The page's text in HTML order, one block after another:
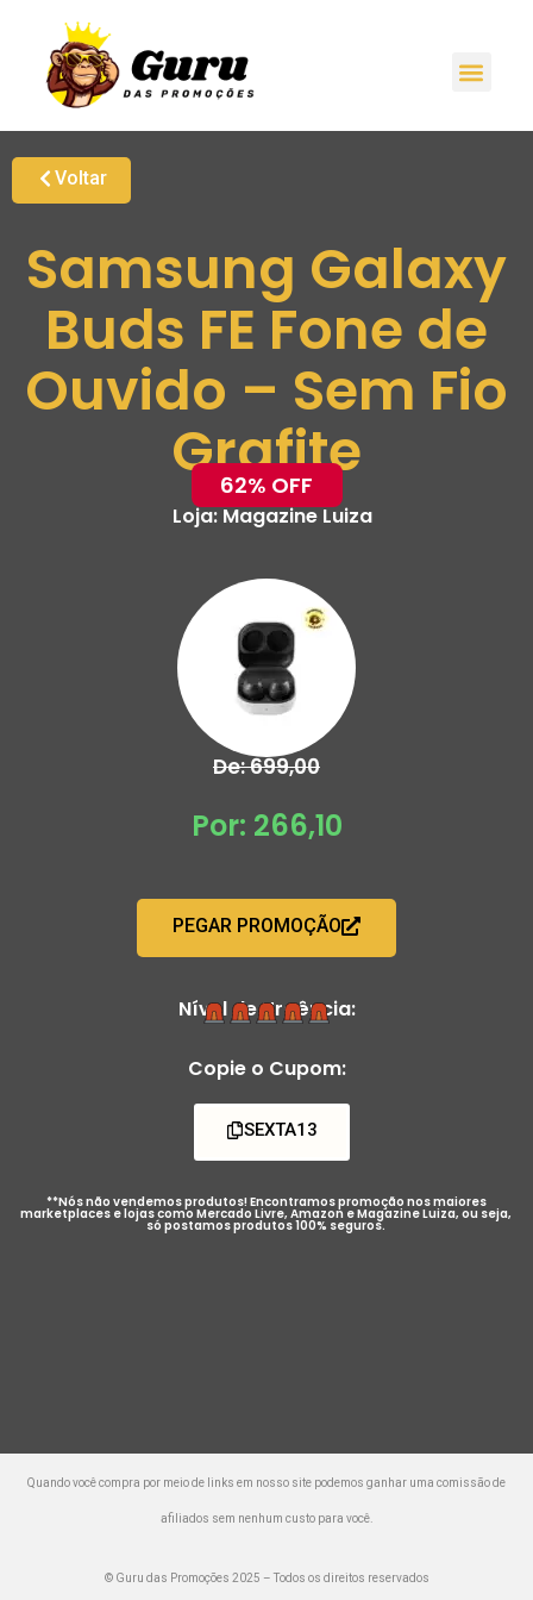
Voltar
Samsung Galaxy
Buds FE Fone de
Ouvido – Sem Fio
Grafite
62% OFF
Loja:Magazine Luiza
De: 699,00
Por: 266,10
PEGAR PROMOÇÃO
Nível de Urgência:
Copie o Cupom:
SEXTA13
**Nós não vendemos produtos! Encontramos promoção nos maiores
marketplaces e lojas como Mercado Livre, Amazon e Magazine Luiza, ou seja,
só postamos produtos 100% seguros.
Quando você compra por meio de links em nosso site podemos ganhar uma comissão de
afiliados sem nenhum custo para você.
© Guru das Promoções 2025 – Todos os direitos reservados